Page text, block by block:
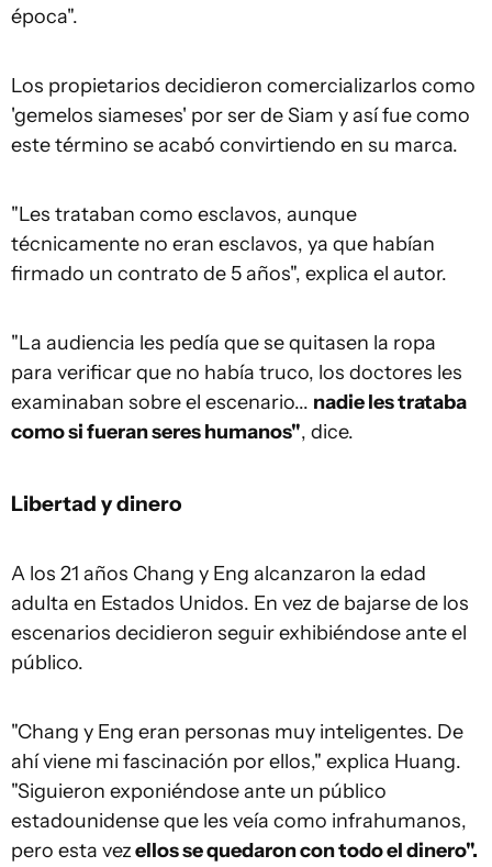
época".
Los propietarios decidieron comercializarlos como
'gemelos siameses' por ser de Siam y así fue como
este término se acabó convirtiendo en su marca.
"Les trataban como esclavos, aunque
técnicamente no eran esclavos, ya que habían
firmado un contrato de 5 años", explica el autor.
"La audiencia les pedía que se quitasen la ropa
para verificar que no había truco, los doctores les
examinaban sobre el escenario... nadie les trataba
como si fueran seres humanos", dice.
Libertad y dinero
A los 21 años Chang y Eng alcanzaron la edad
adulta en Estados Unidos. En vez de bajarse de los
escenarios decidieron seguir exhibiéndose ante el
público.
"Chang y Eng eran personas muy inteligentes. De
ahí viene mi fascinación por ellos," explica Huang.
"Siguieron exponiéndose ante un público
estadounidense que les veía como infrahumanos,
pero esta vezellos se quedaron con todo el dinero".